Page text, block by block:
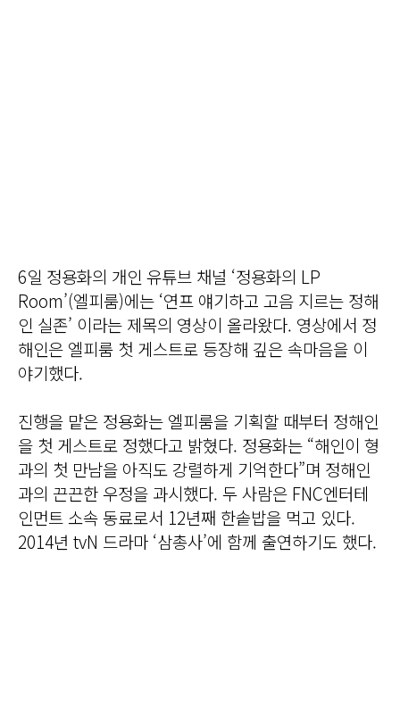
6일 정용화의 개인 유튜브 채널 ‘정용화의 LP
Room’(엘피룸)에는 ‘연프 얘기하고 고음 지르는 정해
인 실존’ 이라는 제목의 영상이 올라왔다. 영상에서 정
해인은 엘피룸 첫 게스트로 등장해 깊은 속마음을 이
야기했다.
진행을 맡은 정용화는 엘피룸을 기획할 때부터 정해인
을 첫 게스트로 정했다고 밝혔다. 정용화는 “해인이 형
과의 첫 만남을 아직도 강렬하게 기억한다”며 정해인
과의 끈끈한 우정을 과시했다. 두 사람은 FNC엔터테
인먼트 소속 동료로서 12년째 한솥밥을 먹고 있다.
2014년 tvN 드라마 ‘삼총사’에 함께 출연하기도 했다.